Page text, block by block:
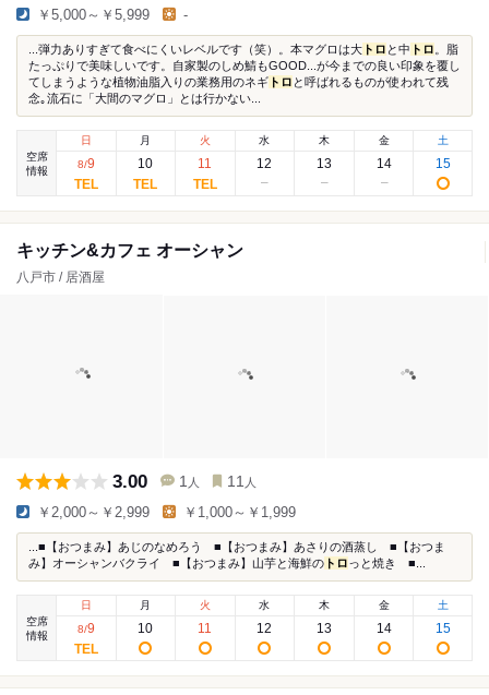
￥5,000～￥5,999 -
...弾力ありすぎて食べにくいレベルです（笑）。本マグロは大 トロ と中 トロ 。脂
たっぷりで美味しいです。自家製のしめ鯖もGOOD...が今までの良い印象を覆し
てしまうような植物油脂入りの業務用のネギ トロ と呼ばれるものが使われて残
念｡流石に「大間のマグロ」とは行かない...
空席
情報
日
8/9
月
10
火
11
水
12
木
13
金
14
土
15
キッチン&カフェ オーシャン
八戸市 / 居酒屋
3.00 1 人 11 人
￥2,000～￥2,999 ￥1,000～￥1,999
...■【おつまみ】あじのなめろう ■【おつまみ】あさりの酒蒸し ■【おつま
み】オーシャンバクライ ■【おつまみ】山芋と海鮮の トロっと焼き ■...
空席
情報
日
8/9
月
10
火
11
水
12
木
13
金
14
土
15